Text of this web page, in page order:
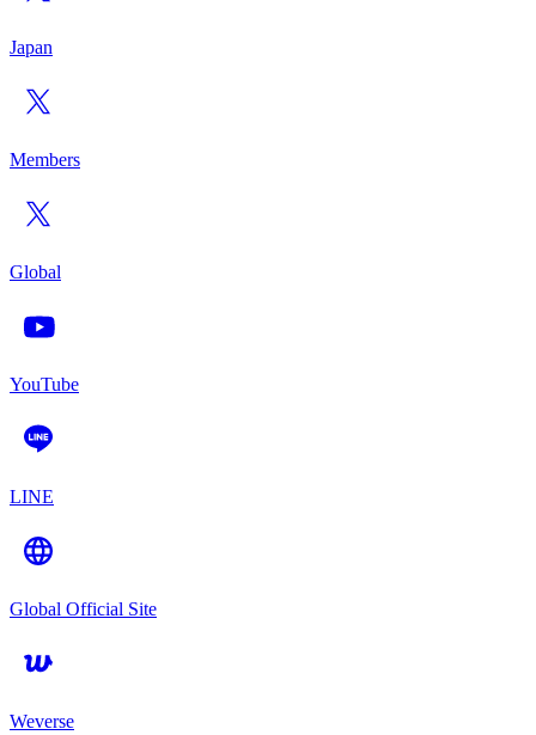
Japan
Members
Global
YouTube
LINE
Global Official Site
Weverse